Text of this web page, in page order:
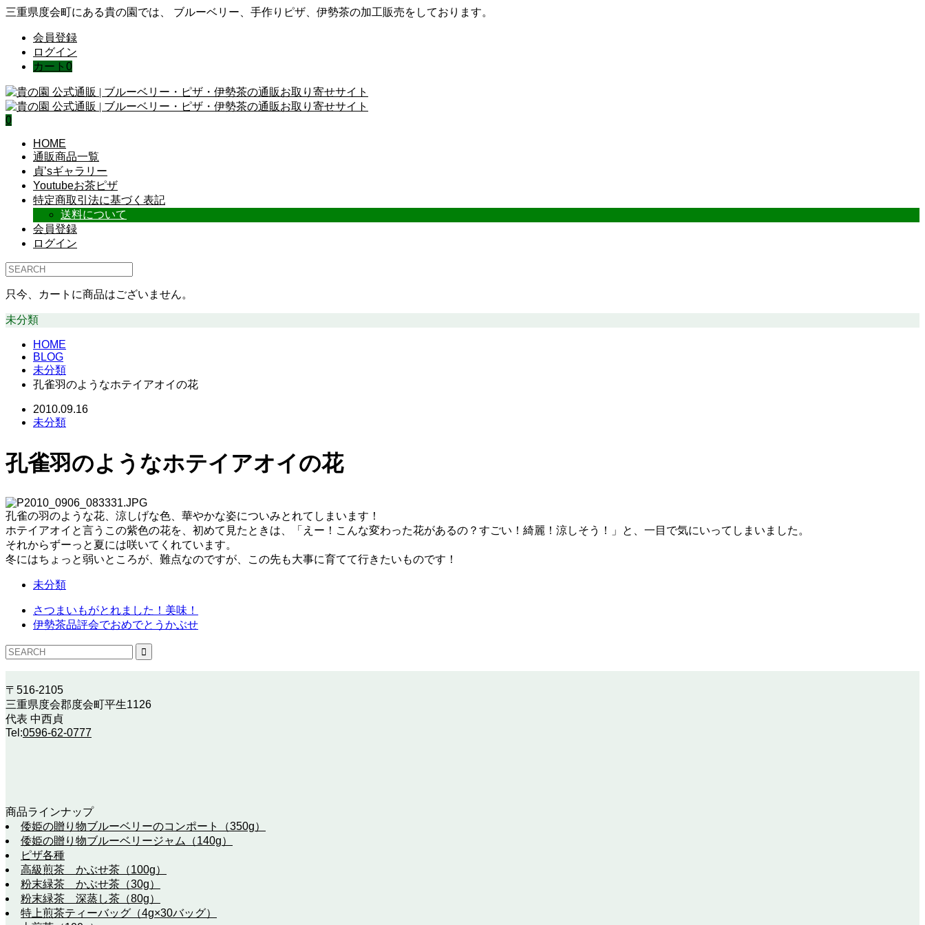
三重県度会町にある貴の園では、 ブルーベリー、手作りピザ、伊勢茶の加工販売をしております。
会員登録
ログイン
カート 0
0
HOME
通販商品一覧
貞’sギャラリー
Youtubeお茶ピザ
特定商取引法に基づく表記
送料について
会員登録
ログイン
只今、カートに商品はございません。
未分類
HOME
BLOG
未分類
孔雀羽のようなホテイアオイの花
2010.09.16
未分類
孔雀羽のようなホテイアオイの花
孔雀の羽のような花、涼しげな色、華やかな姿についみとれてしまいます！
ホテイアオイと言うこの紫色の花を、初めて見たときは、「えー！こんな変わった花があるの？すごい！綺麗！涼しそう！」と、一目で気にいってしまいました。
それからずーっと夏には咲いてくれています。
冬にはちょっと弱いところが、難点なのですが、この先も大事に育てて行きたいものです！
未分類
さつまいもがとれました！美味！
伊勢茶品評会でおめでとうかぶせ
〒516-2105
三重県度会郡度会町平生1126
代表 中西貞
Tel:0596-62-0777
商品ラインナップ
倭姫の贈り物ブルーベリーのコンポート（350g）
倭姫の贈り物ブルーベリージャム（140g）
ピザ各種
高級煎茶 かぶせ茶（100g）
粉末緑茶 かぶせ茶（30g）
粉末緑茶 深蒸し茶（80g）
特上煎茶ティーバッグ（4g×30バッグ）